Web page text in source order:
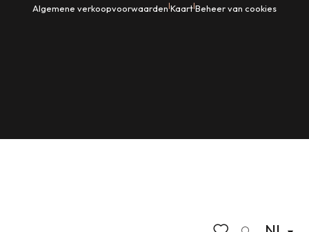
Algemene verkoopvoorwaarden|Kaart|Beheer van cookies